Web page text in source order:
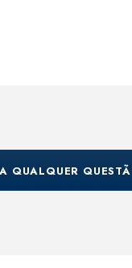
QUALQUER